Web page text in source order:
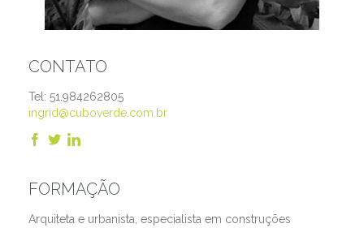
CONTATO
Tel: 51.984262805
ingrid@cuboverde.com.br
  
FORMAÇÃO
Arquiteta e urbanista, especialista em construções